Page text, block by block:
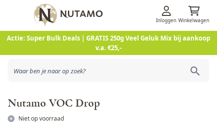
Actie: Super Bulk Deals | GRATIS 250g Veel Geluk Mix bij aankoop
v.a. €25,-
Ga naar de inhoud
Inloggen Winkelwagen
Nutamo VOC Drop
Niet op voorraad